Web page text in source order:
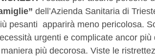
dell’Azienda Sanitaria di
pesanti  apparirà meno pericolosa.
urgenti e complicate ancor
più decorosa. Viste le